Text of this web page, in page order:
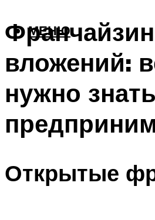
МЕНЮ
вложений:
нужно знать
Открытые